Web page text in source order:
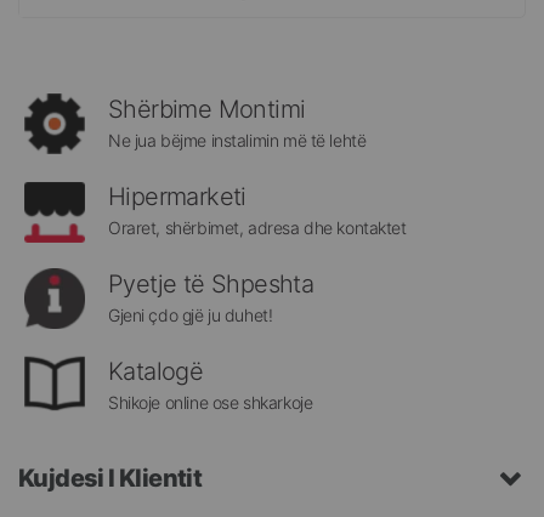
rreth
Megatek:
Shërbime Montimi
Ne jua bëjme instalimin më të lehtë
Hipermarketi
Oraret, shërbimet, adresa dhe kontaktet
Pyetje të Shpeshta
Gjeni çdo gjë ju duhet!
Katalogë
Shikoje online ose shkarkoje
Kujdesi I Klientit